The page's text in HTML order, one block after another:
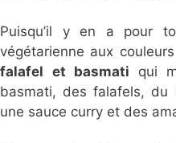
Puisqu’il y en a pour
végétarienne aux
falafel et basmati qui
basmati, des falafels, du
une sauce curry et des